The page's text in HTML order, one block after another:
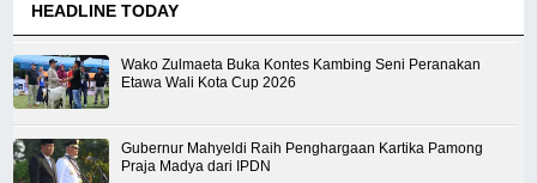
HEADLINE TODAY
Wako Zulmaeta Buka Kontes Kambing Seni Peranakan
Etawa Wali Kota Cup 2026
Gubernur Mahyeldi Raih Penghargaan Kartika Pamong
Praja Madya dari IPDN